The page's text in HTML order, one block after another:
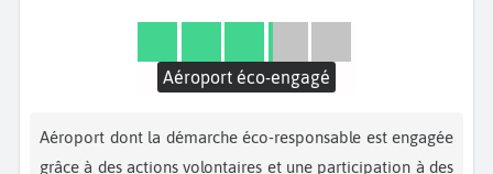
Aéroport éco-engagé
Aéroport dont la démarche éco-responsable est engagée
grâce à des actions volontaires et une participation à des